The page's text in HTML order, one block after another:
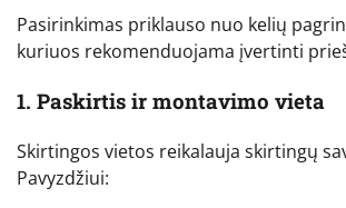
Pasirinkimas priklauso nuo kelių
kuriuos rekomenduojama įvertinti
1. Paskirtis ir montavimo vieta
Skirtingos vietos reikalauja skirtingų
Pavyzdžiui: